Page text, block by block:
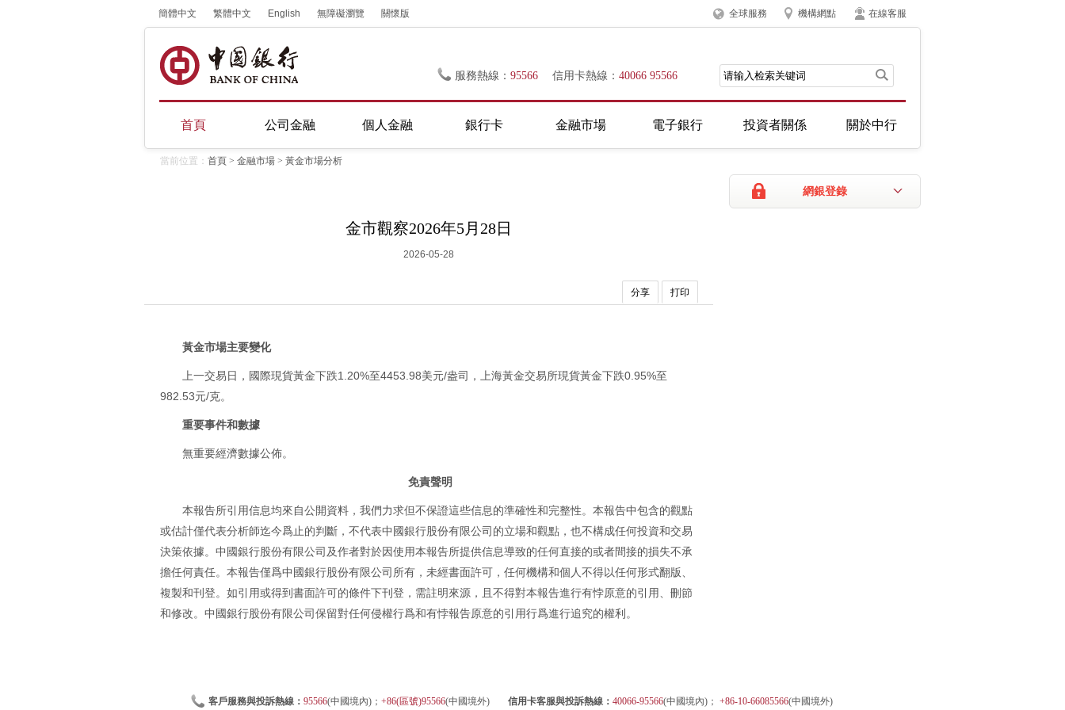
簡體中文 繁體中文 English 無障礙瀏覽 關懷版 全球服務 機構網點 在線客服
服務熱線： 95566 信用卡熱線： 40066 95566
首頁 公司金融 個人金融 銀行卡 金融市場 電子銀行 投資者關係 關於中行
當前位置： 首頁 > 金融市場 > 黃金市場分析
網銀登錄
金市觀察2026年5月28日
2026-05-28
分享 打印
黃金市場主要變化
上一交易日，國際現貨黃金下跌1.20%至4453.98美元/盎司，上海黃金交易所現貨黃金下跌0.95%至
982.53元/克。
重要事件和數據
無重要經濟數據公佈。
免責聲明
本報告所引用信息均來自公開資料，我們力求但不保證這些信息的準確性和完整性。本報告中包含的觀點
或估計僅代表分析師迄今爲止的判斷，不代表中國銀行股份有限公司的立場和觀點，也不構成任何投資和交易
決策依據。中國銀行股份有限公司及作者對於因使用本報告所提供信息導致的任何直接的或者間接的損失不承
擔任何責任。本報告僅爲中國銀行股份有限公司所有，未經書面許可，任何機構和個人不得以任何形式翻版、
複製和刊登。如引用或得到書面許可的條件下刊登，需註明來源，且不得對本報告進行有悖原意的引用、刪節
和修改。中國銀行股份有限公司保留對任何侵權行爲和有悖報告原意的引用行爲進行追究的權利。
客戶服務與投訴熱線： 95566(中國境內)； +86(區號)95566(中國境外) 信用卡客服與投訴熱線： 40066-95566(中國境內)； +86-10-66085566(中國境外)